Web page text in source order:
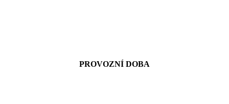
PROVOZNÍ DOBA